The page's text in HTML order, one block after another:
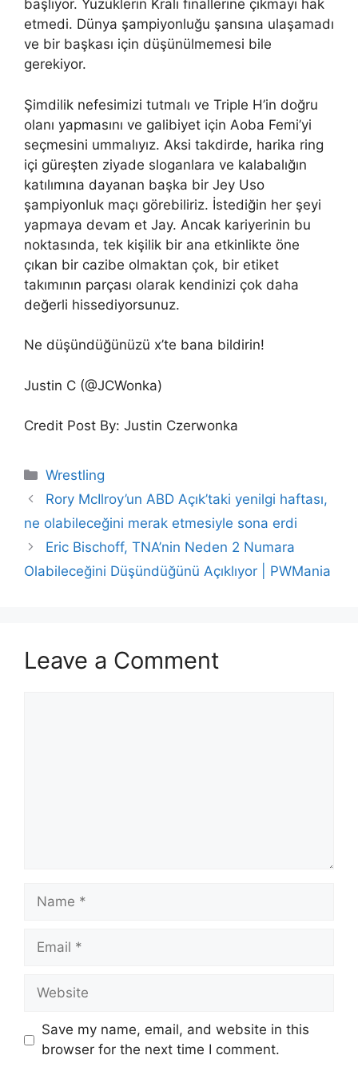
başlıyor. Yüzüklerin Kralı finallerine çıkmayı hak
etmedi. Dünya şampiyonluğu şansına ulaşamadı
ve bir başkası için düşünülmemesi bile
gerekiyor.
Şimdilik nefesimizi tutmalı ve Triple H’in doğru
olanı yapmasını ve galibiyet için Aoba Femi’yi
seçmesini ummalıyız. Aksi takdirde, harika ring
içi güreşten ziyade sloganlara ve kalabalığın
katılımına dayanan başka bir Jey Uso
şampiyonluk maçı görebiliriz. İstediğin her şeyi
yapmaya devam et Jay. Ancak kariyerinin bu
noktasında, tek kişilik bir ana etkinlikte öne
çıkan bir cazibe olmaktan çok, bir etiket
takımının parçası olarak kendinizi çok daha
değerli hissediyorsunuz.
Ne düşündüğünüzü x’te bana bildirin!
Justin C (@JCWonka)
Credit Post By: Justin Czerwonka
Categories
Wrestling
Rory McIlroy’un ABD Açık’taki yenilgi haftası,
ne olabileceğini merak etmesiyle sona erdi
Eric Bischoff, TNA’nin Neden 2 Numara
Olabileceğini Düşündüğünü Açıklıyor | PWMania
Leave a Comment
Name
Email
Website
Save my name, email, and website in this
browser for the next time I comment.